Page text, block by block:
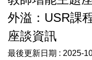
外溢：USR課
座談資訊
最後更新日期 : 2025-